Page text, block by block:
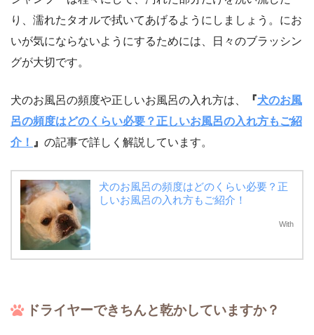
り、濡れたタオルで拭いてあげるようにしましょう。にお
いが気にならないようにするためには、日々のブラッシン
グが大切です。
犬のお風呂の頻度や正しいお風呂の入れ方は、 『犬のお風
呂の頻度はどのくらい必要？正しいお風呂の入れ方もご紹
介！ 』 の記事で詳しく解説しています。
犬のお風呂の頻度はどのくらい必要？正
しいお風呂の入れ方もご紹介！
With
ドライヤーできちんと乾かしていますか？